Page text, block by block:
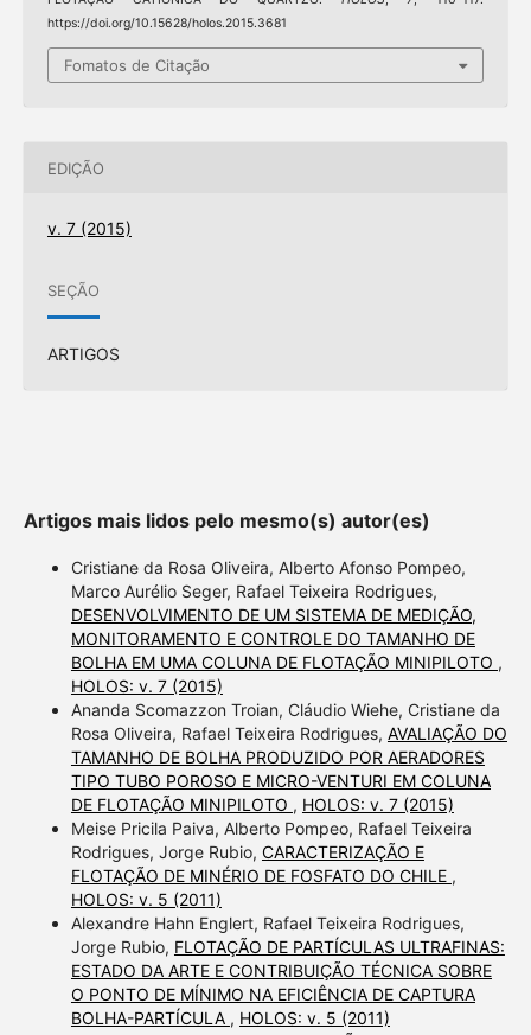
https://doi.org/10.15628/holos.2015.3681
Fomatos de Citação
EDIÇÃO
v. 7 (2015)
SEÇÃO
ARTIGOS
Artigos mais lidos pelo mesmo(s) autor(es)
Cristiane da Rosa Oliveira, Alberto Afonso Pompeo,
Marco Aurélio Seger, Rafael Teixeira Rodrigues,
DESENVOLVIMENTO DE UM SISTEMA DE MEDIÇÃO,
MONITORAMENTO E CONTROLE DO TAMANHO DE
BOLHA EM UMA COLUNA DE FLOTAÇÃO MINIPILOTO ,
HOLOS: v. 7 (2015)
Ananda Scomazzon Troian, Cláudio Wiehe, Cristiane da
Rosa Oliveira, Rafael Teixeira Rodrigues, AVALIAÇÃO DO
TAMANHO DE BOLHA PRODUZIDO POR AERADORES
TIPO TUBO POROSO E MICRO-VENTURI EM COLUNA
DE FLOTAÇÃO MINIPILOTO , HOLOS: v. 7 (2015)
Meise Pricila Paiva, Alberto Pompeo, Rafael Teixeira
Rodrigues, Jorge Rubio, CARACTERIZAÇÃO E
FLOTAÇÃO DE MINÉRIO DE FOSFATO DO CHILE ,
HOLOS: v. 5 (2011)
Alexandre Hahn Englert, Rafael Teixeira Rodrigues,
Jorge Rubio, FLOTAÇÃO DE PARTÍCULAS ULTRAFINAS:
ESTADO DA ARTE E CONTRIBUIÇÃO TÉCNICA SOBRE
O PONTO DE MÍNIMO NA EFICIÊNCIA DE CAPTURA
BOLHA-PARTÍCULA , HOLOS: v. 5 (2011)